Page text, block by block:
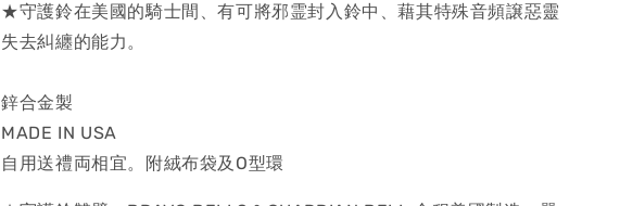
★守護鈴在美國的騎士間、有可將邪霊封入鈴中、藉其特殊音頻譲惡靈
失去糾纏的能力。
鋅合金製
MADE IN USA
自用送禮両相宜。附絨布袋及O型環